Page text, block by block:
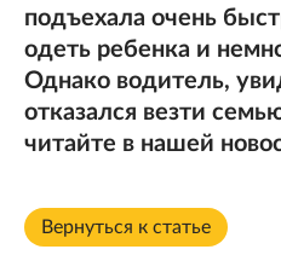
подъехала очень
одеть ребенка и
Однако водитель,
отказался везти
читайте в нашей
Вернуться к статье